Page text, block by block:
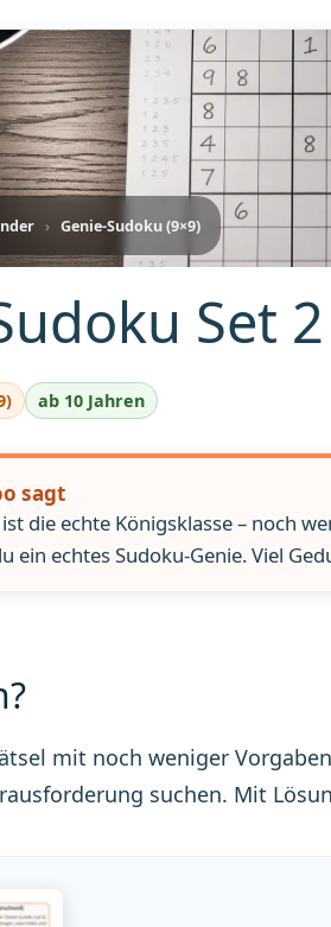
› Genie-Sudoku (9×9)
Set
ab 10 Jahren
sagt
die echte Königsklasse – noch
ein echtes Sudoku-Genie. Viel
mit noch weniger
suchen. Mit